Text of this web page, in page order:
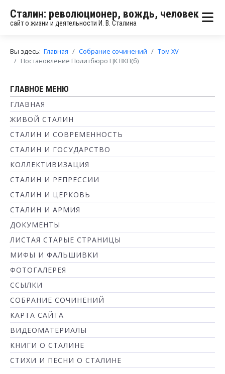
Сталин: революционер, вождь, человек
сайт о жизни и деятельности И. В. Сталина
Вы здесь: Главная Собрание сочинений
Том XV
Постановление Политбюро ЦК ВКП(б)
ГЛАВНОЕ МЕНЮ
ГЛАВНАЯ
ЖИВОЙ СТАЛИН
СТАЛИН И СОВРЕМЕННОСТЬ
СТАЛИН И ГОСУДАРСТВО
КОЛЛЕКТИВИЗАЦИЯ
СТАЛИН И РЕПРЕССИИ
СТАЛИН И ЦЕРКОВЬ
СТАЛИН И АРМИЯ
ДОКУМЕНТЫ
ЛИСТАЯ СТАРЫЕ СТРАНИЦЫ
МИФЫ И ФАЛЬШИВКИ
ФОТОГАЛЕРЕЯ
ССЫЛКИ
СОБРАНИЕ СОЧИНЕНИЙ
КАРТА САЙТА
ВИДЕОМАТЕРИАЛЫ
КНИГИ О СТАЛИНЕ
СТИХИ И ПЕСНИ О СТАЛИНЕ